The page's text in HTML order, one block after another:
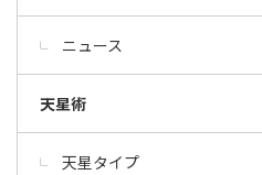
ニュース
天星術
天星タイプ